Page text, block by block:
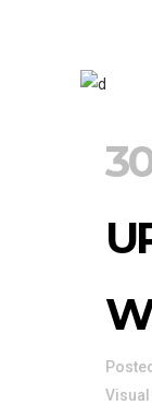
Visual